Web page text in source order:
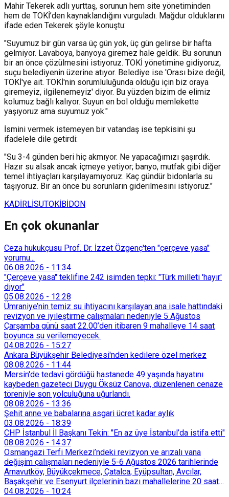
Mahir Tekerek adlı yurttaş, sorunun hem site yönetiminden
hem de TOKİ’den kaynaklandığını vurguladı. Mağdur olduklarını
ifade eden Tekerek şöyle konuştu:
"Suyumuz bir gün varsa üç gün yok, üç gün gelirse bir hafta
gelmiyor. Lavaboya, banyoya giremez hale geldik. Bu sorunun
bir an önce çözülmesini istiyoruz. TOKİ yönetimine gidiyoruz,
suçu belediyenin üzerine atıyor. Belediye ise 'Orası bize değil,
TOKİ'ye ait. TOKİ'nin sorumluluğunda olduğu için biz oraya
giremeyiz, ilgilenemeyiz' diyor. Bu yüzden bizim de elimiz
kolumuz bağlı kalıyor. Suyun en bol olduğu memlekette
yaşıyoruz ama suyumuz yok."
İsmini vermek istemeyen bir vatandaş ise tepkisini şu
ifadelele dile getirdi:
"Su 3-4 günden beri hiç akmıyor. Ne yapacağımızı şaşırdık.
Hazır su alsak ancak içmeye yetiyor; banyo, mutfak gibi diğer
temel ihtiyaçları karşılayamıyoruz. Kaç gündür bidonlarla su
taşıyoruz. Bir an önce bu sorunların giderilmesini istiyoruz."
KADİRLİSUTOKİBİDON
En çok okunanlar
Ceza hukukçusu Prof. Dr. İzzet Özgenç'ten "çerçeve yasa"
yorumu...
06.08.2026 - 11:34
"Çerçeve yasa" teklifine 242 isimden tepki: "Türk milleti 'hayır'
diyor"
05.08.2026 - 12:28
Ümraniye’nin temiz su ihtiyacını karşılayan ana isale hattındaki
revizyon ve iyileştirme çalışmaları nedeniyle 5 Ağustos
Çarşamba günü saat 22.00’den itibaren 9 mahalleye 14 saat
boyunca su verilemeyecek.
04.08.2026 - 15:27
Ankara Büyükşehir Belediyesi'nden kedilere özel merkez
08.08.2026 - 11:44
Mersin'de tedavi gördüğü hastanede 49 yaşında hayatını
kaybeden gazeteci Duygu Öksüz Canova, düzenlenen cenaze
töreniyle son yolculuğuna uğurlandı.
08.08.2026 - 13:36
Şehit anne ve babalarına asgari ücret kadar aylık
03.08.2026 - 18:39
CHP İstanbul İl Başkanı Tekin: "En az üye İstanbul’da istifa etti"
08.08.2026 - 14:37
Osmangazi Terfi Merkezi’ndeki revizyon ve arızalı vana
değişim çalışmaları nedeniyle 5-6 Ağustos 2026 tarihlerinde
Arnavutköy, Büyükçekmece, Çatalca, Eyüpsultan, Avcılar,
Başakşehir ve Esenyurt ilçelerinin bazı mahallelerine 20 saat
süreyle su verilemeyecek.
04.08.2026 - 10:24